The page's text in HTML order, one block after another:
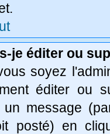
je éditer ou
soyez
éditer ou
un message
posté) en